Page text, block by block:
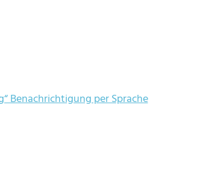
Benachrichtigung per Sprache